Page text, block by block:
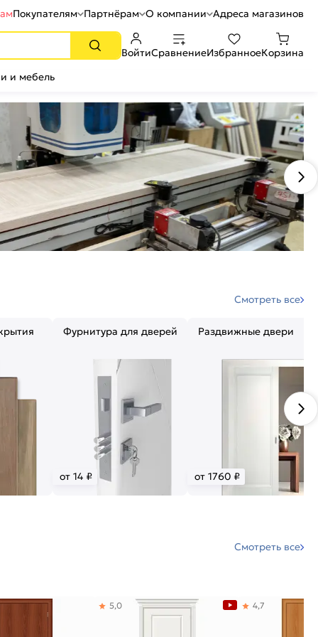
Покупателям Партнёрам О компании Адреса магазинов
ВойтиСравнениеИзбранноеКорзина
и мебель
Смотреть все
Фурнитура для дверей
от 14 ₽
Раздвижные двери
от 1760 ₽
Смотреть все
5,0 4,7